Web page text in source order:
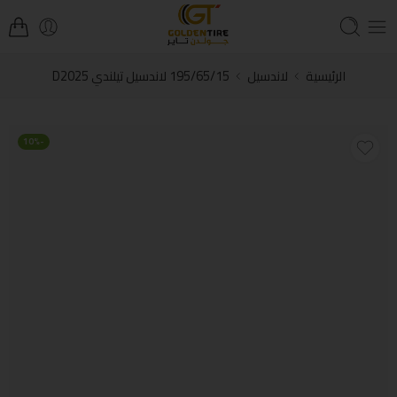
الرئيسية لاندسيل 195/65/15 لاندسيل تيلندي D2025
-10%